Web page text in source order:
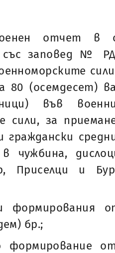
отчет в
заповед № РД-
80 (осемдесет)
във
сили, за
граждански
чужбина,
Приселци и
формирования
бр.;
формирование